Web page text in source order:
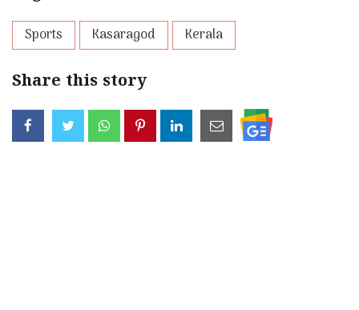
Sports Kasaragod Kerala
Share this story